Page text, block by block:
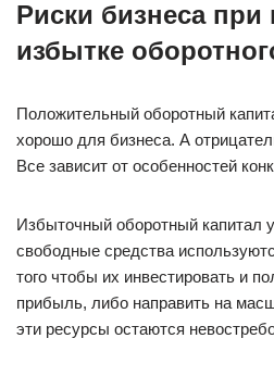
Риски бизнеса при
избытке
Положительный оборотный
хорошо для бизнеса. А
Все зависит от особенностей
Избыточный оборотный капитал
свободные средства
того чтобы их инвестировать и
прибыль, либо направить на
эти ресурсы остаются